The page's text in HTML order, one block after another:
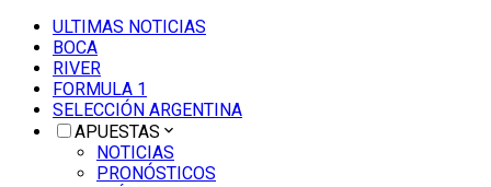
ULTIMAS NOTICIAS
BOCA
RIVER
FORMULA 1
SELECCIÓN ARGENTINA
APUESTAS
NOTICIAS
PRONÓSTICOS